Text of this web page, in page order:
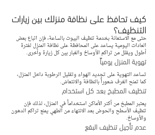
كيف تحافظ على نظافة منزلك بين زيارات
التنظيف؟
حتى مع الاستعانة بخدمة تنظيف البيوت بالساعة، فإن اتباع بعض
العادات اليومية يساعد على المحافظة على نظافة المنزل لفترة
أطول ويقلل من تراكم الأوساخ والغبار بين كل زيارة وأخرى.
تهوية المنزل يومياً
تساعد التهوية على تجديد الهواء وتقليل الرطوبة داخل المنزل،
كما تمنح الغرف شعوراً بالنظافة والانتعاش.
تنظيف المطبخ بعد كل استخدام
يعتبر المطبخ من أكثر الأماكن استخداماً في المنزل، لذلك فإن
تنظيف الأسطح والحوض بعد الانتهاء من الطهي يمنع تراكم الدهون
والأوساخ.
عدم تأجيل تنظيف البقع